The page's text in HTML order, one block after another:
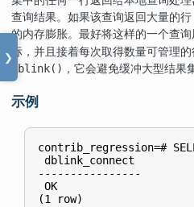
❯
查询结果。如果该查询返回大量的
的内存膨胀。最好将这样的一个查询
标，并且接着每次取得数量可管理
dblink() ，它会避免缓冲大型结果
示例
contrib_regression=#
dblink_connect
----------------
OK
(1 row)